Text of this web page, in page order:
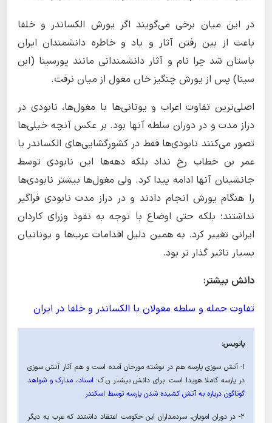
در این میان برخی می‌گویند اگر یورش الکساندر و خلفا
باعث از بین رفتن آثار و یاد و خاطره دانشمندان ایران
باستان شد چرا نام و آثار دانشمندانی مانند پورسینا (ابن
سینا) پس از یورش چنگیز خان مغول از میان نرفت.
اصلی‌ترین تفاوت اعراب و یونانی‌ها با مغول‌‌ها، نابودی در
دراز مدت و در دوران سلطه آنها بود. بر عکس آنچه خیلی‌ها
تصور می‌کنند نابودی‌ها فقط در کشورگشایی‌های الکساندر یا
عمر بن خطاب رخ نداد بلکه دهه‌ها این نابودی توسط
جانشینان آنها ادامه پیدا کرد. ولی مغول‌ها بیشتر نابودی‌ها
را هنگام یورش انجام دادند و در دراز مدت نابودی فراگیر
نداشتند؛ بلکه حتی اوضاع با توجه به نفوذ وزرای کاردان
ایرانی تغییر کرد. به همین دلیل اقدامات عرب‌ها و یونانیان
بسیار تاثیر گذار تر بود.
دانش بیشتر:
تفاوت حمله و سلطه مغولان با الکساندر و خلفا در ایران
پانویس:
۱- آتش سوزی پارسه هم در نوشته مورخان آمده است و هم آثار آتش سوزی
در پارسه کاملا هویدا است. برای دانش بیشتر ن.ک: اسناد، مدارک و شواهد
گوناگون درباره به آتش کشیده شدن پارسه توسط اسکندر
۲- در دوران امویان، سردمداران این حکومت اعتقاد داشتند که عرب به دیگر